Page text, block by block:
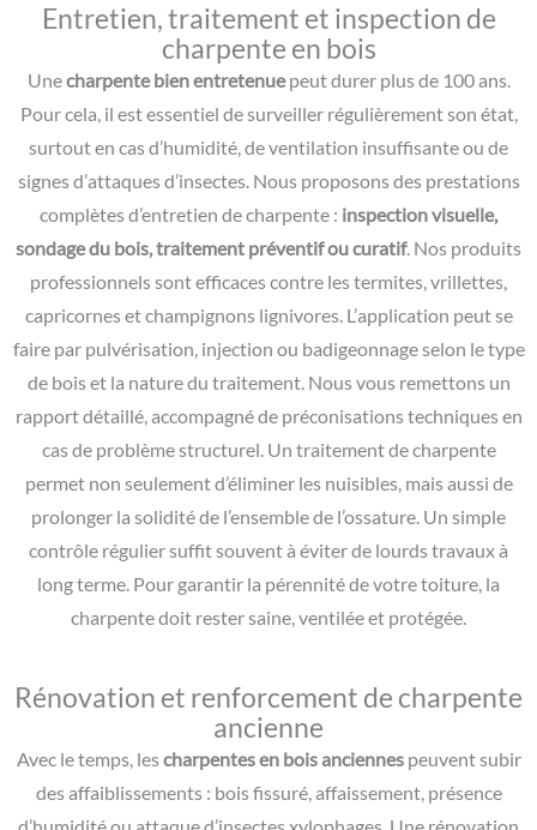
Entretien, traitement et inspection de
charpente en bois
Unecharpente bien entretenuepeut durer plus de 100 ans.
Pour cela, il est essentiel de surveiller régulièrement son état,
surtout en cas d’humidité, de ventilation insuffisante ou de
signes d’attaques d’insectes. Nous proposons des prestations
complètes d’entretien de charpente : inspection visuelle,
sondage du bois, traitement préventif ou curatif. Nos produits
professionnels sont efficaces contre les termites, vrillettes,
capricornes et champignons lignivores. L’application peut se
faire par pulvérisation, injection ou badigeonnage selon le type
de bois et la nature du traitement. Nous vous remettons un
rapport détaillé, accompagné de préconisations techniques en
cas de problème structurel. Un traitement de charpente
permet non seulement d’éliminer les nuisibles, mais aussi de
prolonger la solidité de l’ensemble de l’ossature. Un simple
contrôle régulier suffit souvent à éviter de lourds travaux à
long terme. Pour garantir la pérennité de votre toiture, la
charpente doit rester saine, ventilée et protégée.
Rénovation et renforcement de charpente
ancienne
Avec le temps, lescharpentes en bois anciennespeuvent subir
des affaiblissements : bois fissuré, affaissement, présence